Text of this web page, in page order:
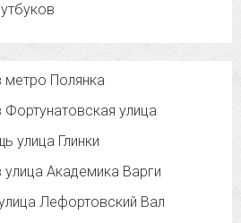
Полянка
улица
улица Глинки
Академика Варги
Лефортовский Вал